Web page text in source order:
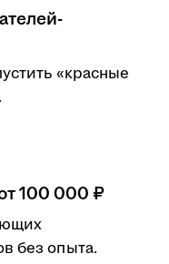
«красные
100 000 ₽
без опыта.